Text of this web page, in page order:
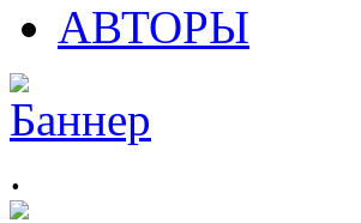
АВТОРЫ
.